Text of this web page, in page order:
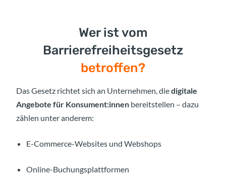
Wer ist vom
Barrierefreiheitsgesetz
betroffen?
Das Gesetz richtet sich an Unternehmen, diedigitale
Angebote für Konsument:innen bereitstellen – dazu
zählen unter anderem:
E-Commerce-Websites und Webshops
Online-Buchungsplattformen